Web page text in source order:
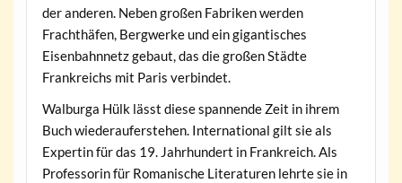
der anderen. Neben großen Fabriken werden
Frachthäfen, Bergwerke und ein gigantisches
Eisenbahnnetz gebaut, das die großen Städte
Frankreichs mit Paris verbindet.
Walburga Hülk lässt diese spannende Zeit in ihrem
Buch wiederauferstehen. International gilt sie als
Expertin für das 19. Jahrhundert in Frankreich. Als
Professorin für Romanische Literaturen lehrte sie in